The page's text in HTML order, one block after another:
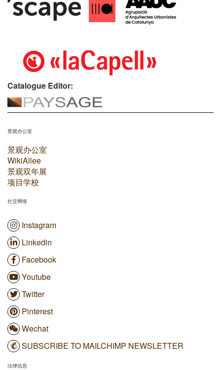
Catalogue Editor:
景观办公室
景观办公室
WikiAllee
景观双年展
项目学校
社交网络
Instagram
Linkedin
Facebook
Youtube
Twitter
Pinterest
Wechat
SUBSCRIBE TO MAILCHIMP NEWSLETTER
法律信息